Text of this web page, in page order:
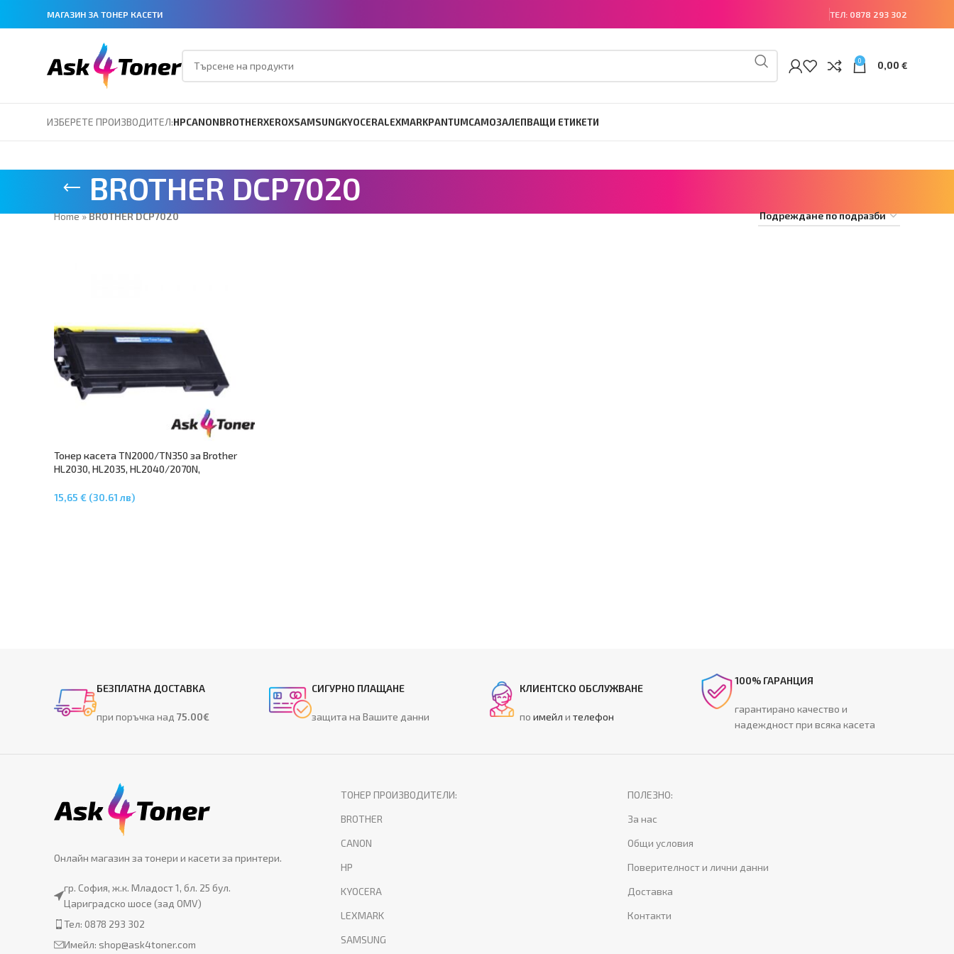
МАГАЗИН ЗА ТОНЕР КАСЕТИ ТЕЛ: 0878 293 302
0 0,00 €
ИЗБЕРЕТЕ ПРОИЗВОДИТЕЛ:HPCANONBROTHERXEROXSAMSUNGKYOCERALEXMARKPANTUMСАМОЗАЛЕПВАЩИ ЕТИКЕТИ
BROTHER DCP7020
Home»BROTHER DCP7020
Тонер касета TN2000/TN350 за Brother
HL2030, HL2035, HL2040/2070N,
Fax2820/2920
15,65 € (30.61 лв)
БЕЗПЛАТНА ДОСТАВКА
при поръчка над 75.00€
СИГУРНО ПЛАЩАНЕ
защита на Вашите данни
КЛИЕНТСКО ОБСЛУЖВАНЕ
по имейл и телефон
100% ГАРАНЦИЯ
гарантирано качество и
надеждност при всяка касета
Онлайн магазин за тонери и касети за принтери.
гр. София, ж.к. Младост 1, бл. 25 бул.
Цариградско шосе (зад OMV)
Тел: 0878 293 302
Имейл: shop@ask4toner.com
ТОНЕР ПРОИЗВОДИТЕЛИ:
BROTHER
CANON
HP
KYOCERA
LEXMARK
SAMSUNG
ПОЛЕЗНО:
За нас
Общи условия
Поверителност и лични данни
Доставка
Контакти